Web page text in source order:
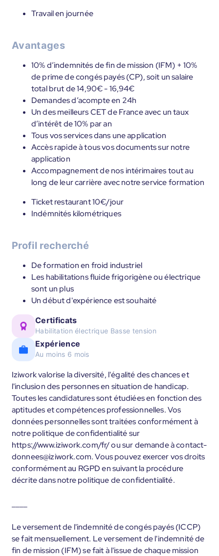
Travail en journée
Avantages
10% d’indemnités de fin de mission (IFM) + 10%
de prime de congés payés (CP), soit un salaire
total brut de 14,90€ - 16,94€
Demandes d’acompte en 24h
Un des meilleurs CET de France avec un taux
d’intérêt de 10% par an
Tous vos services dans une application
Accès rapide à tous vos documents sur notre
application
Accompagnement de nos intérimaires tout au
long de leur carrière avec notre service formation
Ticket restaurant 10€/jour
Indémnités kilométriques
Profil recherché
De formation en froid industriel
Les habilitations fluide frigorigène ou électrique
sont un plus
Un début d'expérience est souhaité
Certificats
Habilitation électrique Basse tension
Expérience
Au moins 6 mois
Iziwork valorise la diversité, l'égalité des chances et
l'inclusion des personnes en situation de handicap.
Toutes les candidatures sont étudiées en fonction des
aptitudes et compétences professionnelles. Vos
données personnelles sont traitées conformément à
notre politique de confidentialité sur
https://www.iziwork.com/fr/ ou sur demande à contact-
donnees@iziwork.com. Vous pouvez exercer vos droits
conformément au RGPD en suivant la procédure
décrite dans notre politique de confidentialité.
Le versement de l'indemnité de congés payés (ICCP)
se fait mensuellement. Le versement de l'indemnité de
fin de mission (IFM) se fait à l'issue de chaque mission